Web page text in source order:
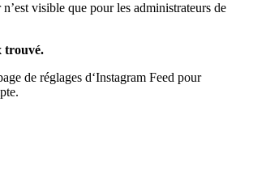
n’est visible que pour les administrateurs de
trouvé.
de réglages d‘Instagram Feed pour